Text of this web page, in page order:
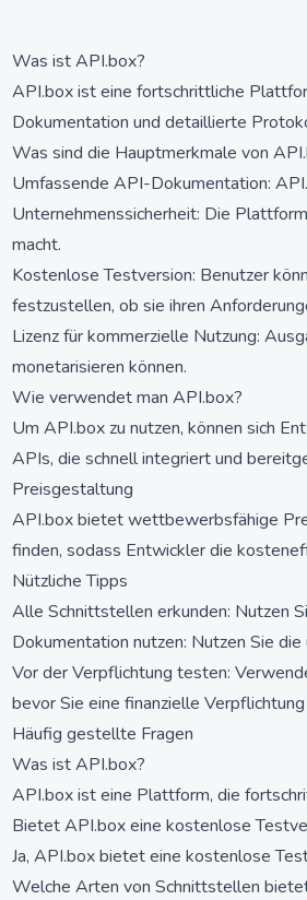
Was ist API.box?
API.box ist eine fortschrittliche
Dokumentation und detaillierte
Was sind die Hauptmerkmale von
Umfassende API-Dokumentation:
Unternehmenssicherheit: Die
macht.
Kostenlose Testversion: Benutzer
festzustellen, ob sie ihren
Lizenz für kommerzielle Nutzung:
monetarisieren können.
Wie verwendet man API.box?
Um API.box zu nutzen, können sich
APIs, die schnell integriert und
Preisgestaltung
API.box bietet wettbewerbsfähige
finden, sodass Entwickler die
Nützliche Tipps
Alle Schnittstellen erkunden: Nutzen
Dokumentation nutzen: Nutzen Sie
Vor der Verpflichtung testen:
bevor Sie eine finanzielle
Häufig gestellte Fragen
Was ist API.box?
API.box ist eine Plattform, die
Bietet API.box eine kostenlose
Ja, API.box bietet eine kostenlose
Welche Arten von Schnittstellen